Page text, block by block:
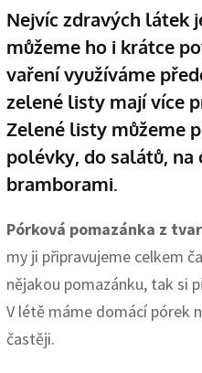
Nejvíc zdravých látek
můžeme ho i krátce
vaření využíváme
zelené listy mají více
Zelené listy můžeme
polévky, do salátů, na
bramborami.
Pórková pomazánka z
my ji připravujeme celkem
nějakou pomazánku, tak si
V létě máme domácí pórek
častěji.